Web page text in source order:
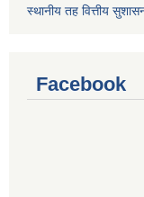
स्थानीय तह वित्तीय
Facebook